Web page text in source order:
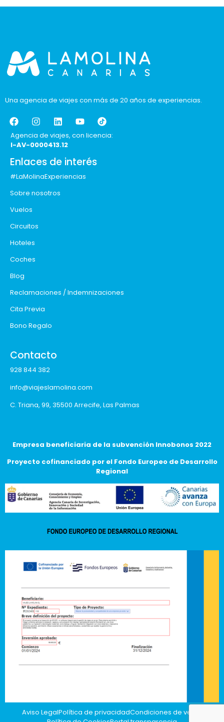
Una agencia de viajes con más de 20 años de experiencias.
Agencia de viajes, con licencia:
I-AV-0000413.12
Enlaces de interés
#LaMolinaExperiencias
Sobre nosotros
Vuelos
Circuitos
Hoteles
Coches
Blog
Reclamaciones / Indemnizaciones
Cita Previa
Bono Regalo
Contacto
928 844 382
info@viajeslamolina.com
C. Triana, 99, 35500 Arrecife, Las Palmas
Empresa beneficiaria de la subvención Innobonos 2022
Proyecto cofinanciado por el Fondo Europeo de Desarrollo
Regional
Aviso LegalPolítica de privacidadCondiciones de venta